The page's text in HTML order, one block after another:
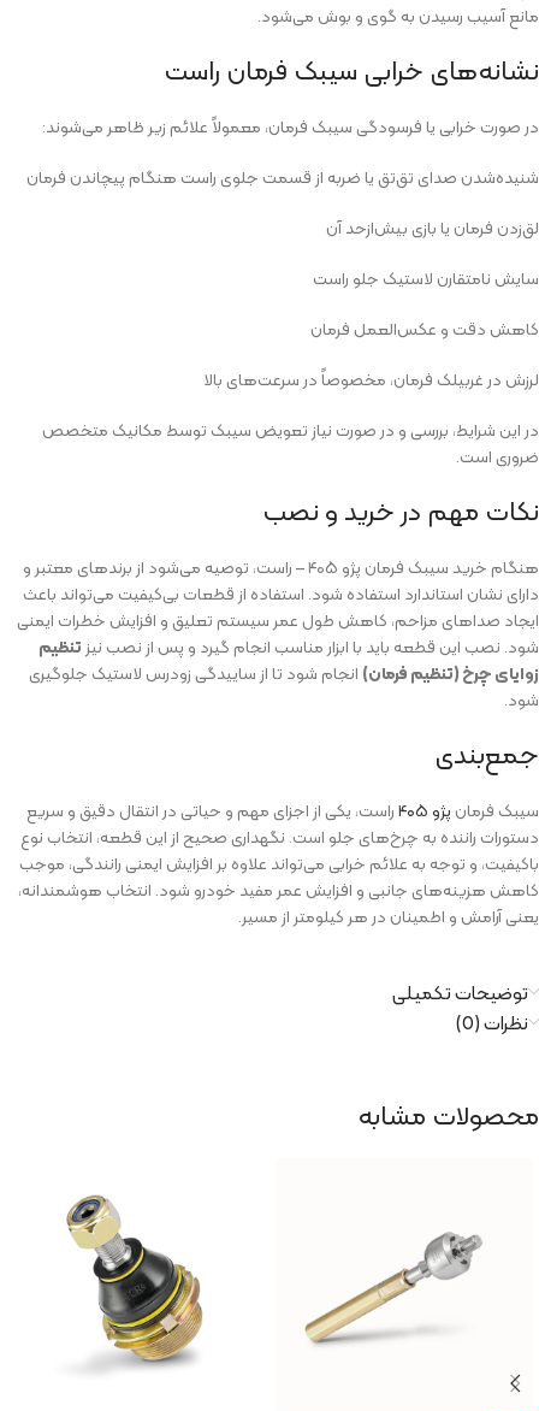
مانع آسیب رسیدن به گوی و بوش می‌شود.
نشانه‌های خرابی سیبک فرمان راست
در صورت خرابی یا فرسودگی سیبک فرمان، معمولاً علائم زیر ظاهر می‌شوند:
شنیده‌شدن صدای تق‌تق یا ضربه از قسمت جلوی راست هنگام پیچاندن فرمان
لق‌زدن فرمان یا بازی بیش‌ازحد آن
سایش نامتقارن لاستیک جلو راست
کاهش دقت و عکس‌العمل فرمان
لرزش در غربیلک فرمان، مخصوصاً در سرعت‌های بالا
در این شرایط، بررسی و در صورت نیاز تعویض سیبک توسط مکانیک متخصص
ضروری است.
نکات مهم در خرید و نصب
هنگام خرید سیبک فرمان پژو ۴۰۵ – راست، توصیه می‌شود از برندهای معتبر و
دارای نشان استاندارد استفاده شود. استفاده از قطعات بی‌کیفیت می‌تواند باعث
ایجاد صداهای مزاحم، کاهش طول عمر سیستم تعلیق و افزایش خطرات ایمنی
شود. نصب این قطعه باید با ابزار مناسب انجام گیرد و پس از نصب نیز تنظیم
زوایای چرخ (تنظیم فرمان) انجام شود تا از ساییدگی زودرس لاستیک جلوگیری
شود.
جمع‌بندی
سیبک فرمان پژو ۴۰۵
راست، یکی از اجزای مهم و حیاتی در انتقال دقیق و سریع
دستورات راننده به چرخ‌های جلو است. نگهداری صحیح از این قطعه، انتخاب نوع
با‌کیفیت، و توجه به علائم خرابی می‌تواند علاوه بر افزایش ایمنی رانندگی، موجب
کاهش هزینه‌های جانبی و افزایش عمر مفید خودرو شود. انتخاب هوشمندانه،
یعنی آرامش و اطمینان در هر کیلومتر از مسیر.
توضیحات تکمیلی
نظرات (0)
محصولات مشابه